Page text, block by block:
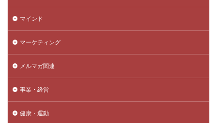
マインド
マーケティング
メルマガ関連
事業・経営
健康・運動